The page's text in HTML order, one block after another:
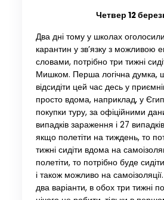
Четвер 12
Два дні тому у школах
карантин у зв’язку з можливою
словами, потрібно три тижні
Мишком. Перша логічна думка,
відсидіти цей час десь у
просто вдома, наприклад, у
покупки туру, за офіційними
випадків зараження і 27
якщо полетіти на тиждень, то
тижні сидіти вдома на
полетіти, то потрібно буде
і також можливо на
два варіанти, в обох три тижні